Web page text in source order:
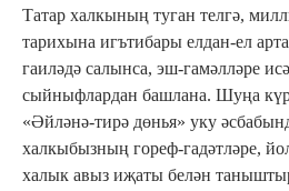
Татар халкының туган телгә,
тарихына игътибары елдан-ел
гаиләдә салынса, эш-гамәлләре
сыйныфлардан башлана. Шуңа
«Әйләнә-тирә дөнья» уку
халкыбызның гореф-гадәтләре,
халык авыз иҗаты белән